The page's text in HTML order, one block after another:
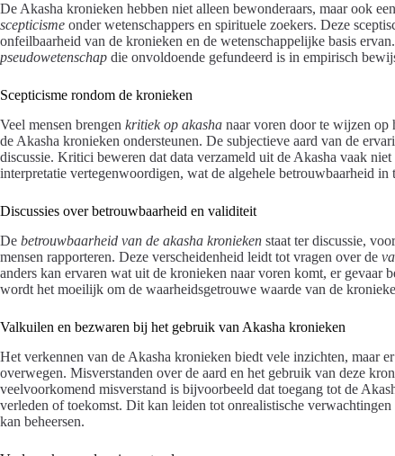
De Akasha kronieken hebben niet alleen bewonderaars, maar ook
scepticisme onder wetenschappers en spirituele zoekers. Deze
onfeilbaarheid van de kronieken en de wetenschappelijke basis
pseudowetenschap die onvoldoende gefundeerd is in empirisch
Scepticisme rondom de kronieken
Veel mensen brengen kritiek op akasha naar voren door te wijzen op
de Akasha kronieken ondersteunen. De subjectieve aard van de
discussie. Kritici beweren dat data verzameld uit de Akasha vaak
interpretatie vertegenwoordigen, wat de algehele betrouwbaarheid
Discussies over betrouwbaarheid en validiteit
De betrouwbaarheid van de akasha kronieken staat ter discussie,
mensen rapporteren. Deze verscheidenheid leidt tot vragen over de
anders kan ervaren wat uit de kronieken naar voren komt, er gevaar
wordt het moeilijk om de waarheidsgetrouwe waarde van de
Valkuilen en bezwaren bij het gebruik van Akasha kronieken
Het verkennen van de Akasha kronieken biedt vele inzichten, maar
overwegen. Misverstanden over de aard en het gebruik van deze
veelvoorkomend misverstand is bijvoorbeeld dat toegang tot de
verleden of toekomst. Dit kan leiden tot onrealistische
kan beheersen.